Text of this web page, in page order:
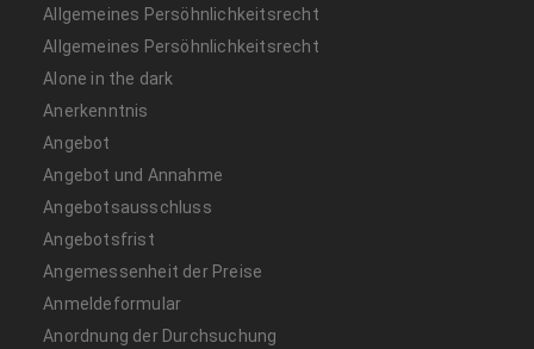
Allgemeines Persöhnlichkeitsrecht
Allgemeines Persöhnlichkeitsrecht
Alone in the dark
Anerkenntnis
Angebot
Angebot und Annahme
Angebotsausschluss
Angebotsfrist
Angemessenheit der Preise
Anmeldeformular
Anordnung der Durchsuchung